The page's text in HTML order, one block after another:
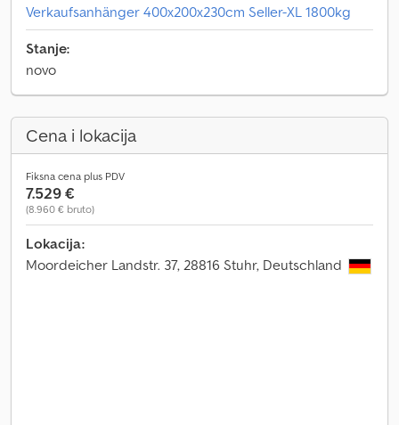
Verkaufsanhänger 400x200x230cm Seller-XL 1800kg
Stanje:
novo
Cena i lokacija
Fiksna cena plus PDV
7.529 €
(8.960 € bruto)
Lokacija:
Moordeicher Landstr. 37, 28816 Stuhr, Deutschland